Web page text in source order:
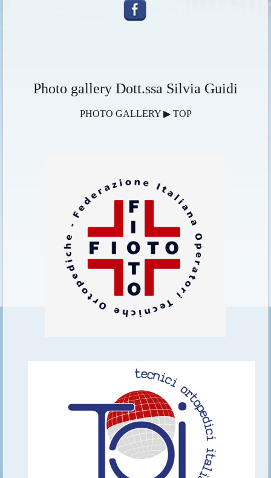
Photo gallery Dott.ssa Silvia Guidi
PHOTO GALLERY ▶ TOP